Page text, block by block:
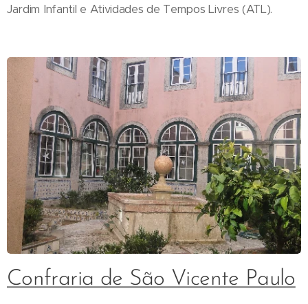
Jardim Infantil e Atividades de Tempos Livres (ATL).
Confraria de São Vicente Paulo